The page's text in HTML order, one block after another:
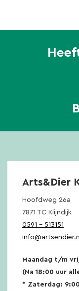
Arts&Dier
Hoofdweg 26a
7871 TC Klijndijk
0591 – 513151
info@artsendier.nl
Maandag t/m
(Na 18:00 uur
* Zaterdag: